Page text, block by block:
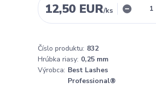
12,50 EUR/ks
Číslo produktu: 832
Hrúbka riasy: 0,25 mm
Výrobca: Best Lashes
Professional®